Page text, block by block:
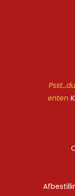
enten